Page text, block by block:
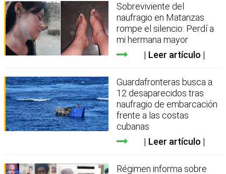
Sobreviviente del
naufragio en Matanzas
rompe el silencio: Perdí a
mi hermana mayor
Leer artículo
Guardafronteras busca a
12 desaparecidos tras
naufragio de embarcación
frente a las costas
cubanas
Leer artículo
Régimen informa sobre